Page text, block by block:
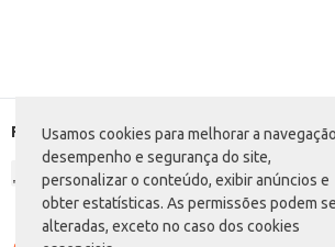
Usamos cookies para melhorar a
desempenho e segurança do site,
personalizar o conteúdo, exibir anúncios e
obter estatísticas. As permissões podem
alteradas, exceto no caso dos cookies
Formas de pagamento